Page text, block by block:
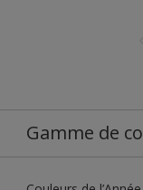
Gamme de